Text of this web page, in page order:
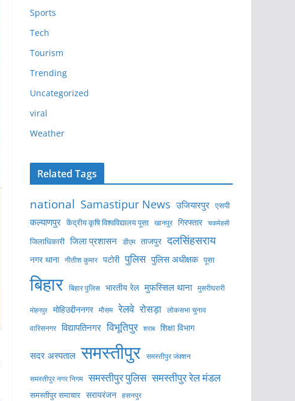
Sports
Tech
Tourism
Trending
Uncategorized
viral
Weather
Related Tags
national Samastipur News उजियारपुर एसपी
कल्याणपुर केंद्रीय कृषि विश्वविद्यालय पूसा खानपुर गिरफ्तार चकमेहसी
जिलाधिकारी जिला प्रशासन डीएम ताजपुर दलसिंहसराय
नगर थाना नीतीश कुमार पटोरी पुलिस पुलिस अधीक्षक पूसा
बिहार बिहार पुलिस भारतीय रेल मुफस्सिल थाना मुसरीघरारी
मोहनपुर मोहिउद्दीननगर मौसम रेलवे रोसड़ा लोकसभा चुनाव
वारिसनगर विद्यापतिनगर विभूतिपुर शराब शिक्षा विभाग
सदर अस्पताल समस्तीपुर समस्तीपुर जंक्शन
समस्तीपुर नगर निगम समस्तीपुर पुलिस समस्तीपुर रेल मंडल
समस्तीपुर समाचार सरायरंजन हसनपुर